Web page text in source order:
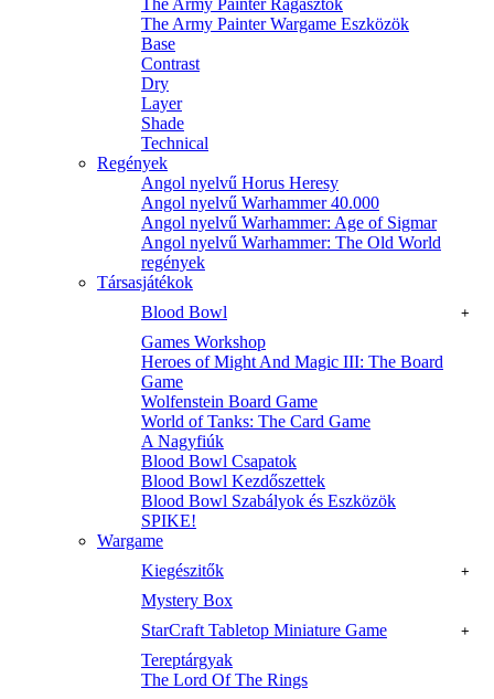
The Army Painter Ragasztók
The Army Painter Wargame Eszközök
Base
Contrast
Dry
Layer
Shade
Technical
Regények
Angol nyelvű Horus Heresy
Angol nyelvű Warhammer 40.000
Angol nyelvű Warhammer: Age of Sigmar
Angol nyelvű Warhammer: The Old World
regények
Társasjátékok
Blood Bowl
+
Games Workshop
Heroes of Might And Magic III: The Board
Game
Wolfenstein Board Game
World of Tanks: The Card Game
A Nagyfiúk
Blood Bowl Csapatok
Blood Bowl Kezdőszettek
Blood Bowl Szabályok és Eszközök
SPIKE!
Wargame
Kiegészitők
+
Mystery Box
StarCraft Tabletop Miniature Game
+
Tereptárgyak
The Lord Of The Rings